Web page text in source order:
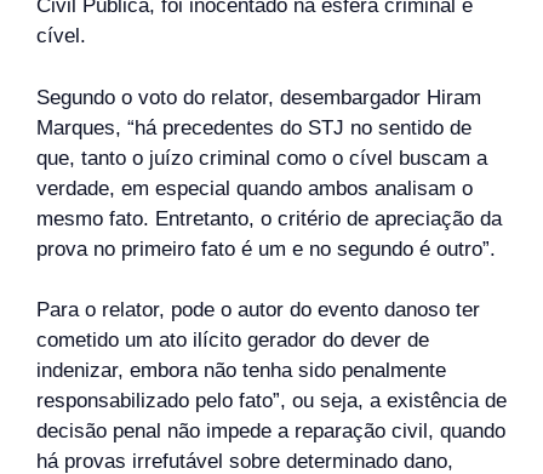
Civil Pública, foi inocentado na esfera criminal e
cível.
Segundo o voto do relator, desembargador Hiram
Marques, “há precedentes do STJ no sentido de
que, tanto o juízo criminal como o cível buscam a
verdade, em especial quando ambos analisam o
mesmo fato. Entretanto, o critério de apreciação da
prova no primeiro fato é um e no segundo é outro”.
Para o relator, pode o autor do evento danoso ter
cometido um ato ilícito gerador do dever de
indenizar, embora não tenha sido penalmente
responsabilizado pelo fato”, ou seja, a existência de
decisão penal não impede a reparação civil, quando
há provas irrefutável sobre determinado dano,